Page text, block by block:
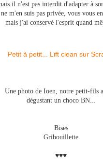
il n'est pas interdit d'adapter à
ne m'en suis pas privée, vous vous
mais j'ai conservé l'esprit quand
Une photo de Ioen, notre petit-fils
dégustant un choco BN...
Bises
Gribouillette
♥♥♥